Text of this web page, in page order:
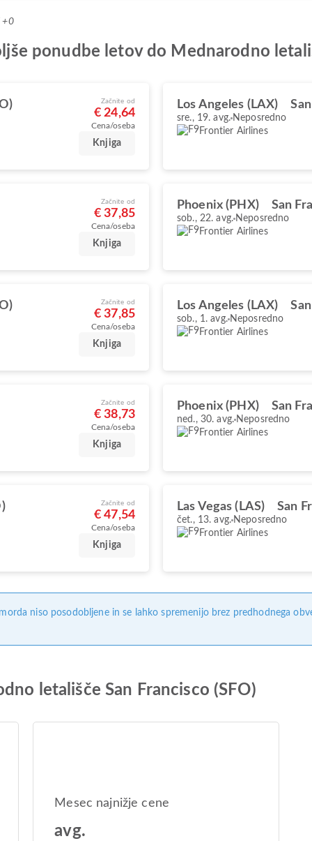
+0
ponudbe letov do Mednarodno
Začnite od
€ 24,64
Cena/oseba
Knjiga
Los Angeles (LAX)
sre., 19. avg. Neposredno
Frontier Airlines
Začnite od
€ 37,85
Cena/oseba
Knjiga
Phoenix (PHX) San
sob., 22. avg. Neposredno
Frontier Airlines
Začnite od
€ 37,85
Cena/oseba
Knjiga
Los Angeles (LAX)
sob., 1. avg. Neposredno
Frontier Airlines
Začnite od
€ 38,73
Cena/oseba
Knjiga
Phoenix (PHX) San
ned., 30. avg. Neposredno
Frontier Airlines
Začnite od
€ 47,54
Cena/oseba
Knjiga
Las Vegas (LAS) San
čet., 13. avg. Neposredno
Frontier Airlines
niso posodobljene in se lahko spremenijo brez predhodnega
letališče San Francisco (SFO)
Mesec najnižje cene
avg.